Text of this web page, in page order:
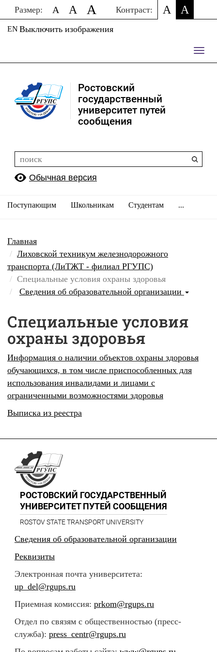
Размер: A A A Контраст: A A
Выключить изображения
EN
Ростовский
государственный
университет путей
сообщения
Обычная версия
Поступающим Школьникам Студентам ...
Главная
Лиховской техникум железнодорожного
транспорта (ЛиТЖТ - филиал РГУПС)
Специальные условия охраны здоровья
Сведения об образовательной организации
Специальные условия
охраны здоровья
Информация о наличии объектов охраны здоровья
обучающихся, в том числе приспособленных для
использования инвалидами и лицами с
ограниченными возможностями здоровья
Выписка из реестра
РОСТОВСКИЙ ГОСУДАРСТВЕННЫЙ
УНИВЕРСИТЕТ ПУТЕЙ СООБЩЕНИЯ
ROSTOV STATE TRANSPORT UNIVERSITY
Сведения об образовательной организации
Реквизиты
Электронная почта университета:
up_del@rgups.ru
Приемная комиссия: prkom@rgups.ru
Отдел по связям с общественностью (пресс-
служба): press_centr@rgups.ru